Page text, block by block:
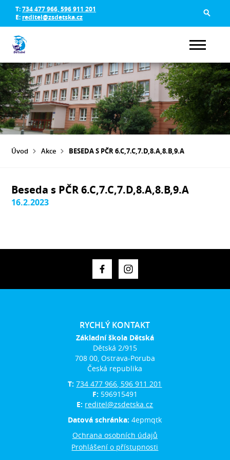
T:734 477 966, 596 911 201
E: reditel@zsdetska.cz
Úvod Akce BESEDA S PČR 6.C,7.C,7.D,8.A,8.B,9.A
Beseda s PČR 6.C,7.C,7.D,8.A,8.B,9.A
16.2.2023
RYCHLÝ KONTAKT
Základní škola Dětská
Dětská 2/915
708 00, Ostrava-Poruba
Česká republika
T:734 477 966, 596 911 201
F: 596915491
E: reditel@zsdetska.cz
Datová schránka:4epmqtk
Ochrana osobních údajů
Prohlášení o přístupnosti